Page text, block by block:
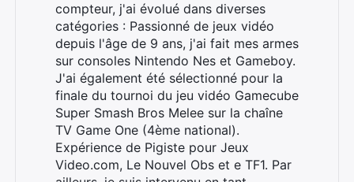
compteur, j'ai évolué dans diverses
catégories : Passionné de jeux vidéo
depuis l'âge de 9 ans, j'ai fait mes armes
sur consoles Nintendo Nes et Gameboy.
J'ai également été sélectionné pour la
finale du tournoi du jeu vidéo Gamecube
Super Smash Bros Melee sur la chaîne
TV Game One (4ème national).
Expérience de Pigiste pour Jeux
Video.com, Le Nouvel Obs et e TF1. Par